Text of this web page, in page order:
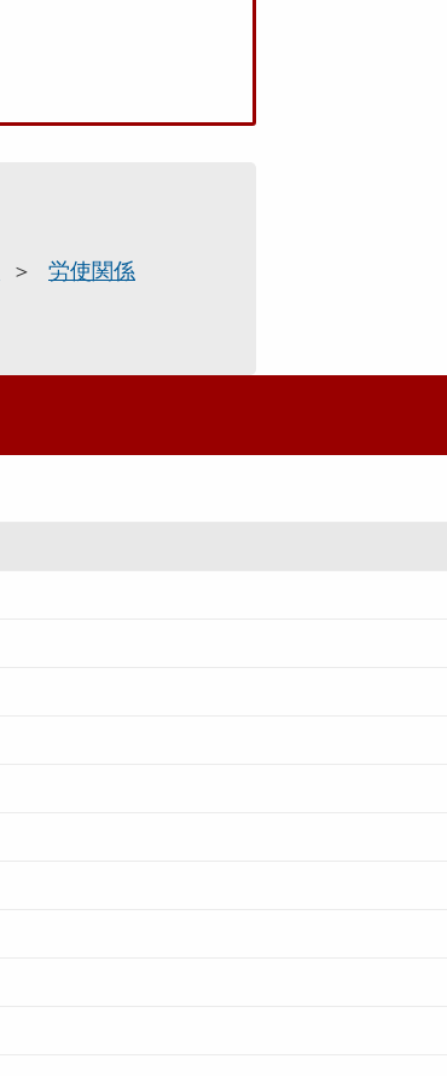
労使関係